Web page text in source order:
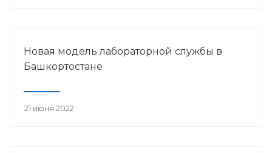
Новая модель лабораторной службы в
Башкортостане
21 июня 2022